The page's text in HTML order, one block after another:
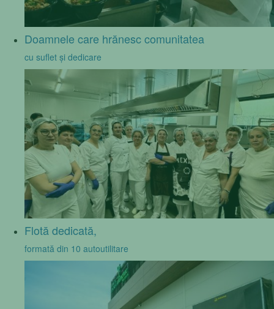
Doamnele care hrănesc comunitatea
cu suflet și dedicare
Flotă dedicată,
formată din 10 autoutilitare